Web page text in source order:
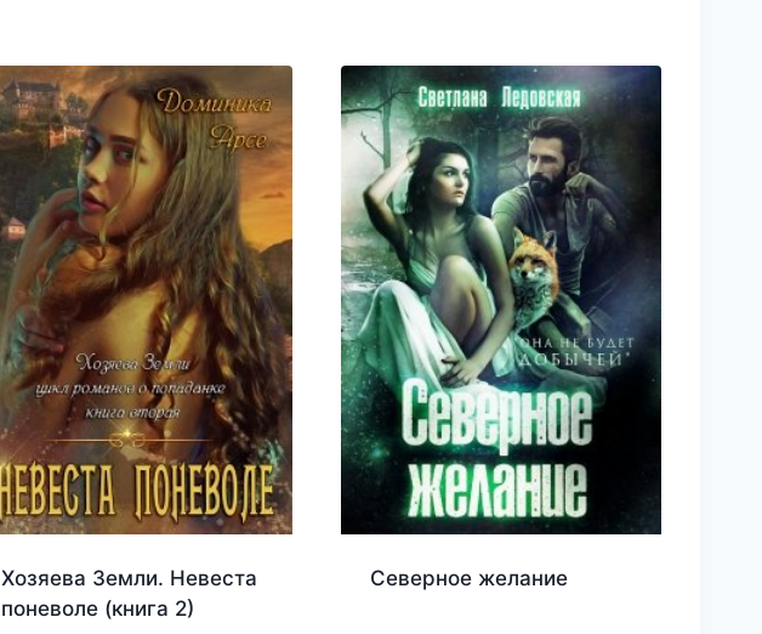
Хозяева Земли. Невеста
поневоле (книга 2)
Северное желание